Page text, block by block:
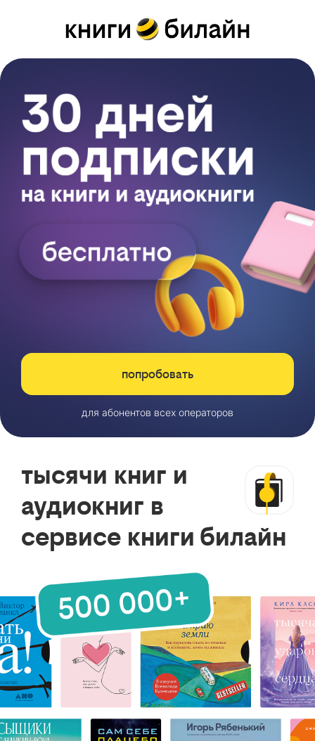
попробовать
для абонентов всех операторов
тысячи книг и
аудиокниг в
сервисе книги билайн